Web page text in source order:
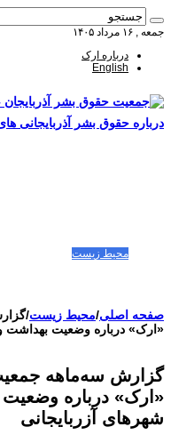
جمعه , ۱۶ مرداد ۱۴۰۵
درباره ارک
English
درباره حقوق بشر آذربایجانی
محیط زیست
صفحه اصلی/محیط زیست/
«ارک» درباره وضعیت بهداشت
گزارش سه‌ماهه
«ارک» درباره
شهرهای آزربایجانی